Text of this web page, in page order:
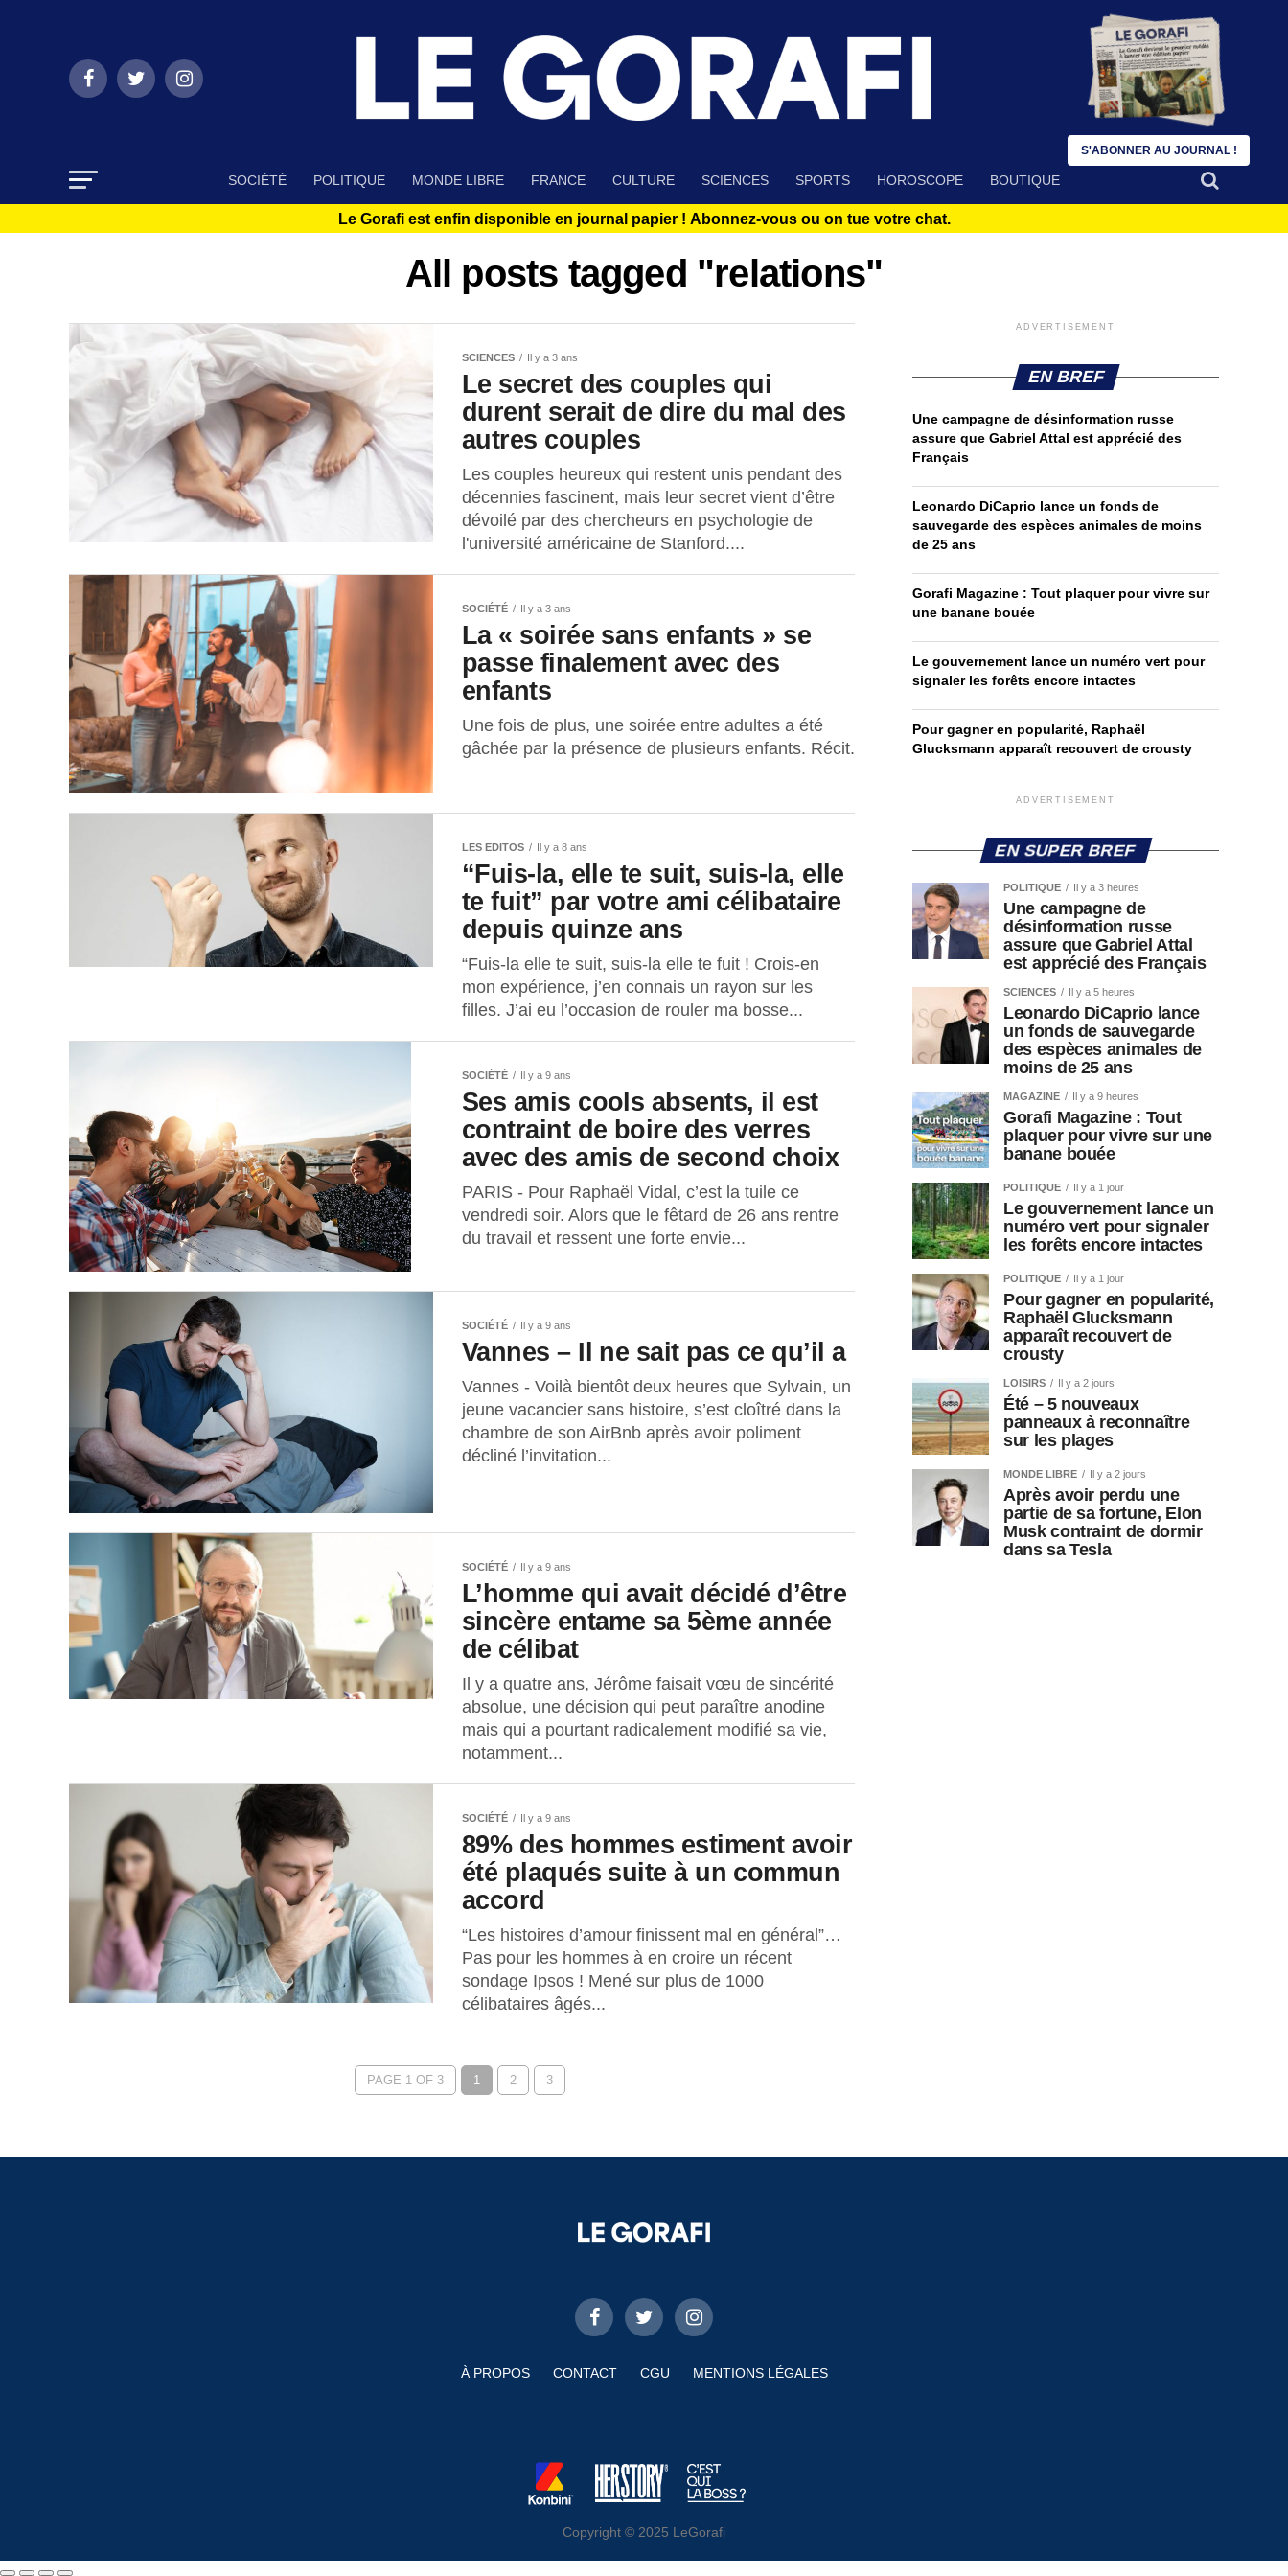
SOCIÉTÉ POLITIQUE MONDE LIBRE FRANCE CULTURE SCIENCES SPORTS HOROSCOPE BOUTIQUE
Le Gorafi est enfin disponible en journal papier ! Abonnez-vous ou on tue votre chat.
All posts tagged "relations"
SCIENCES Il y a 3 ans
Le secret des couples qui
durent serait de dire du mal des
autres couples
Les couples heureux qui restent unis pendant des
décennies fascinent, mais leur secret vient d’être
dévoilé par des chercheurs en psychologie de
l'université américaine de Stanford....
SOCIÉTÉ Il y a 3 ans
La « soirée sans enfants » se
passe finalement avec des
enfants
Une fois de plus, une soirée entre adultes a été
gâchée par la présence de plusieurs enfants. Récit.
LES EDITOS Il y a 8 ans
“Fuis-la, elle te suit, suis-la, elle
te fuit” par votre ami célibataire
depuis quinze ans
“Fuis-la elle te suit, suis-la elle te fuit ! Crois-en
mon expérience, j’en connais un rayon sur les
filles. J’ai eu l’occasion de rouler ma bosse...
SOCIÉTÉ Il y a 9 ans
Ses amis cools absents, il est
contraint de boire des verres
avec des amis de second choix
PARIS - Pour Raphaël Vidal, c’est la tuile ce
vendredi soir. Alors que le fêtard de 26 ans rentre
du travail et ressent une forte envie...
SOCIÉTÉ Il y a 9 ans
Vannes – Il ne sait pas ce qu’il a
Vannes - Voilà bientôt deux heures que Sylvain, un
jeune vacancier sans histoire, s’est cloîtré dans la
chambre de son AirBnb après avoir poliment
décliné l’invitation...
SOCIÉTÉ Il y a 9 ans
L’homme qui avait décidé d’être
sincère entame sa 5ème année
de célibat
Il y a quatre ans, Jérôme faisait vœu de sincérité
absolue, une décision qui peut paraître anodine
mais qui a pourtant radicalement modifié sa vie,
notamment...
SOCIÉTÉ Il y a 9 ans
89% des hommes estiment avoir
été plaqués suite à un commun
accord
“Les histoires d’amour finissent mal en général”…
Pas pour les hommes à en croire un récent
sondage Ipsos ! Mené sur plus de 1000
célibataires âgés...
PAGE 1 OF 3 1 2 3
ADVERTISEMENT
EN BREF
Une campagne de désinformation russe
assure que Gabriel Attal est apprécié des
Français
Leonardo DiCaprio lance un fonds de
sauvegarde des espèces animales de moins
de 25 ans
Gorafi Magazine : Tout plaquer pour vivre sur
une banane bouée
Le gouvernement lance un numéro vert pour
signaler les forêts encore intactes
Pour gagner en popularité, Raphaël
Glucksmann apparaît recouvert de crousty
ADVERTISEMENT
EN SUPER BREF
POLITIQUE Il y a 3 heures
Une campagne de
désinformation russe
assure que Gabriel Attal
est apprécié des Français
SCIENCES Il y a 5 heures
Leonardo DiCaprio lance
un fonds de sauvegarde
des espèces animales de
moins de 25 ans
MAGAZINE Il y a 9 heures
Gorafi Magazine : Tout
plaquer pour vivre sur une
banane bouée
POLITIQUE Il y a 1 jour
Le gouvernement lance un
numéro vert pour signaler
les forêts encore intactes
POLITIQUE Il y a 1 jour
Pour gagner en popularité,
Raphaël Glucksmann
apparaît recouvert de
crousty
LOISIRS Il y a 2 jours
Été – 5 nouveaux
panneaux à reconnaître
sur les plages
MONDE LIBRE Il y a 2 jours
Après avoir perdu une
partie de sa fortune, Elon
Musk contraint de dormir
dans sa Tesla
À PROPOS CONTACT CGU MENTIONS LÉGALES
Copyright © 2025 LeGorafi
S'ABONNER AU JOURNAL !